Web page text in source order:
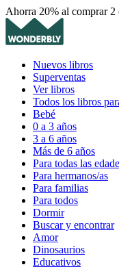
Ahorra 20% al comprar
Nuevos libros
Superventas
Ver libros
Todos los libros
Bebé
0 a 3 años
3 a 6 años
Más de 6 años
Para todas las
Para hermanos/as
Para familias
Para todos
Dormir
Buscar y encontrar
Amor
Dinosaurios
Educativos